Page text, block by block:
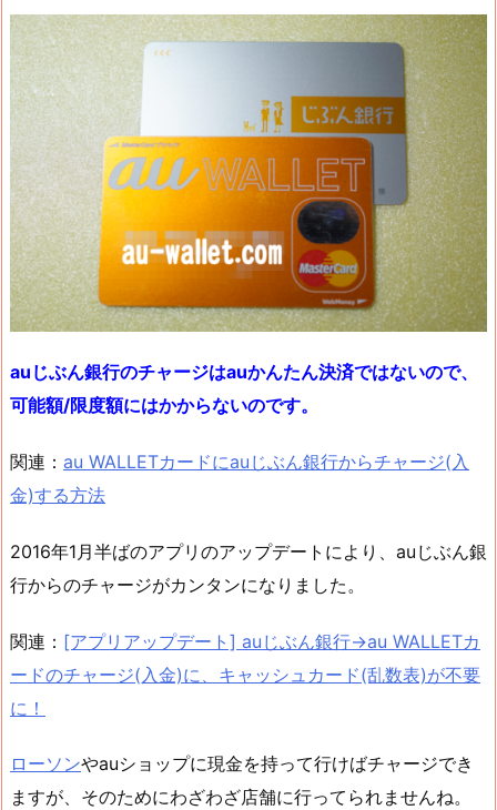
auじぶん銀行のチャージはauかんたん決済ではないので、
可能額/限度額にはかからないのです。
関連： au WALLETカードにauじぶん銀行からチャージ(入
金)する方法
2016年1月半ばのアプリのアップデートにより、auじぶん銀
行からのチャージがカンタンになりました。
関連： [アプリアップデート] auじぶん銀行→au WALLETカ
ードのチャージ(入金)に、キャッシュカード(乱数表)が不要
に！
ローソンやauショップに現金を持って行けばチャージでき
ますが、そのためにわざわざ店舗に行ってられませんね。